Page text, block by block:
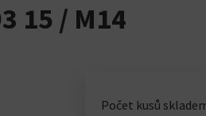
15 / M14
Počet kusů